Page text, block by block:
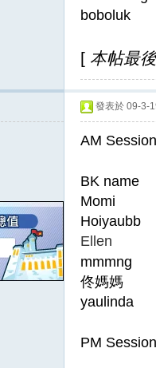
[ 本帖最
發表於 09-3-
AM Session
BK
Momi
佟媽媽
PM Session